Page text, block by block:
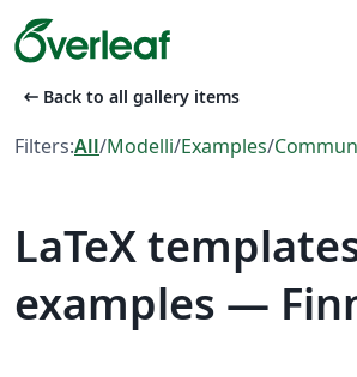
arrow_left_alt Back to all gallery items
Filters:All/Modelli/Examples/
LaTeX
examples —